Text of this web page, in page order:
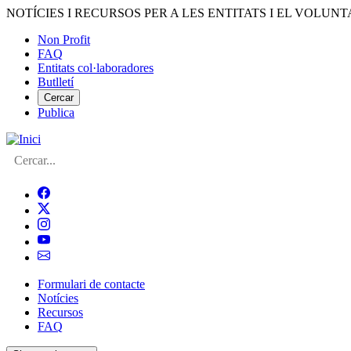
Vés
contingut
NOTÍCIES I RECURSOS PER A LES ENTITATS I EL
Menú
del
compte
d'usuari
Non Profit
FAQ
Entitats col·laboradores
Butlletí
Cercar
Publica
Cerca
Navegació
principal
de
Formulari de contacte
Notícies
Recursos
FAQ